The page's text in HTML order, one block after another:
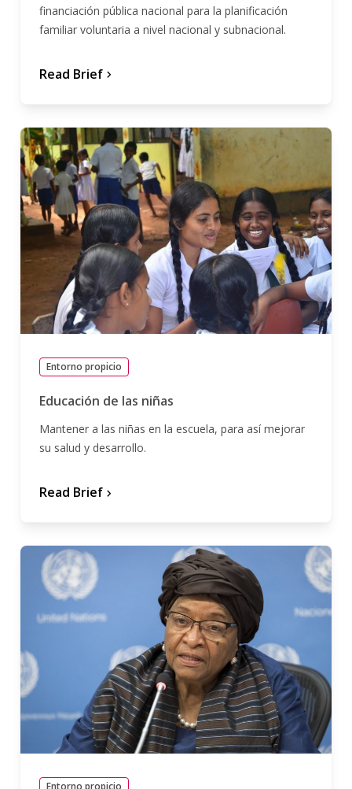
financiación pública nacional para la planificación
familiar voluntaria a nivel nacional y subnacional.
Read Brief chevron_forward
Entorno propicio
Educación de las niñas
Mantener a las niñas en la escuela, para así mejorar
su salud y desarrollo.
Read Brief chevron_forward